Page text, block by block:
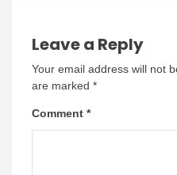
Leave a Reply
Your email address will not
are marked *
Comment *